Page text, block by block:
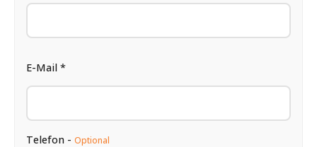
E-Mail *
Telefon - Optional